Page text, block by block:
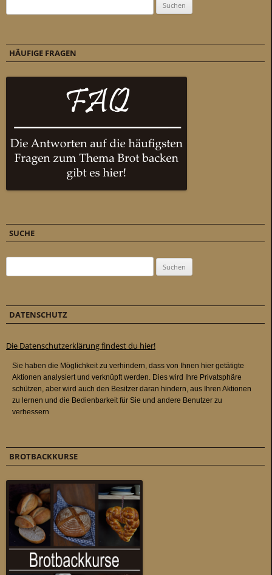
HÄUFIGE FRAGEN
SUCHE
DATENSCHUTZ
Die Datenschutzerklärung findest du hier!
BROTBACKKURSE